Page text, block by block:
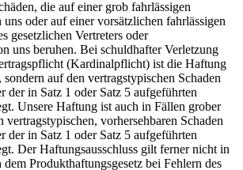
die auf einer grob fahrlässigen
oder auf einer vorsätzlichen fahrlässigen
gesetzlichen Vertreters oder
uns beruhen. Bei schuldhafter Verletzung
(Kardinalpflicht) ist die Haftung
sondern auf den vertragstypischen Schaden
der in Satz 1 oder Satz 5 aufgeführten
Unsere Haftung ist auch in Fällen grober
vertragstypischen, vorhersehbaren Schaden
der in Satz 1 oder Satz 5 aufgeführten
Der Haftungsausschluss gilt ferner nicht in
Produkthaftungsgesetz bei Fehlern des